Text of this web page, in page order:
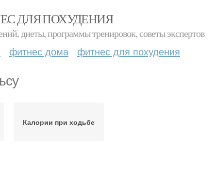
ДЛЯ ПОХУДЕНИЯ
диеты, программы тренировок, советы экспертов
фитнес дома фитнес для похудения
Калории при ходьбе